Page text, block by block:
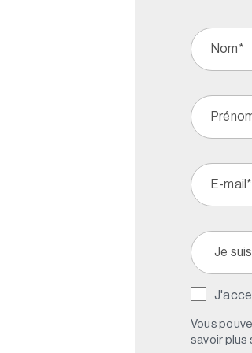
Vous
savoir plus